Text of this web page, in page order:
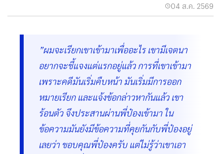
04 ส.ค. 2569
”ผมจะเรียกเขาเข้ามาเพื่ออะไร เขามีเจตนา
อยากจะชี้แจงแต่แรกอยู่แล้ว การที่เขาเข้ามา
เพราะคดีมันเริ่มคืบหน้า มันเริ่มมีการออก
หมายเรียก และแจ้งข้อกล่าวหากันแล้ว เขา
ร้อนตัว จึงประสานผ่านพี่ป๋องเข้ามา ใน
ข้อความมันยังมีข้อความที่คุยกันกับพี่ป๋องอยู่
เลยว่า ขอบคุณพี่ป๋องครับ แต่ไม่รู้ว่าเขาเอา